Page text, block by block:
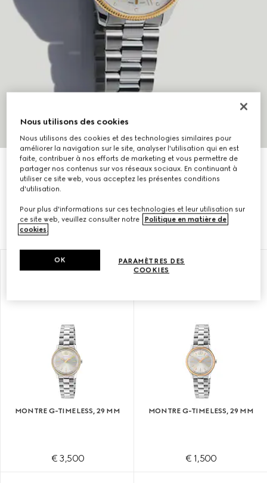
Avec leur design contemporain, les montres G-
emblématiques de la Maison.
MONTRE G-TIMELESS, 29 MM
€ 3,500
MONTRE G-TIMELESS, 29 MM
€ 1,500
Nous utilisons des cookies
Nous utilisons des cookies et des technologies similaires pour
améliorer la navigation sur le site, analyser l'utilisation qui en est
faite, contribuer à nos efforts de marketing et vous permettre de
partager nos contenus sur vos réseaux sociaux. En continuant à
utiliser ce site web, vous acceptez les présentes conditions
d'utilisation.
Pour plus d'informations sur ces technologies et leur utilisation sur
ce site web, veuillez consulter notre
Politique en matière de
cookies.
PARAMÈTRES DES
COOKIES
OK